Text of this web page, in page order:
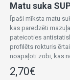
Īpaši mīksta matu
kas paredzēti
pateicoties
profilēts rokturis
noapaļoti zobi, kas
2,70€